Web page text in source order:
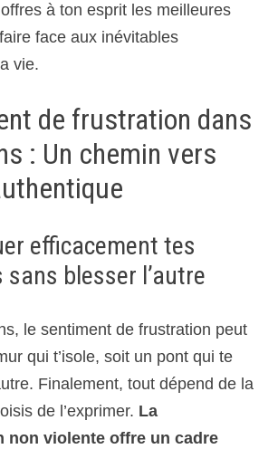
à ton esprit les meilleures
face aux inévitables
vie.
de frustration dans
: Un chemin vers
efficacement tes
blesser l’autre
le sentiment de frustration peut
qui t’isole, soit un pont qui te
Finalement, tout dépend de la
de l’exprimer. La
non violente offre un cadre